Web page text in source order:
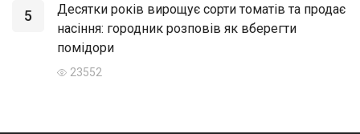
5
Десятки років вирощує сорти томатів та продає
насіння: городник розповів як вберегти
помідори
23552